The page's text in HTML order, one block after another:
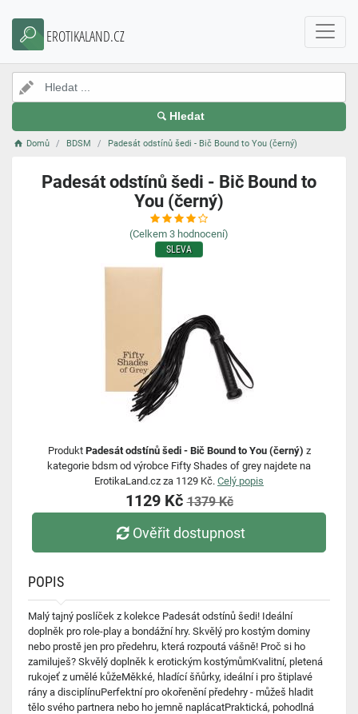
EROTIKALAND.CZ
Hledat
Domů BDSM Padesát odstínů šedi - Bič Bound to You (černý)
Padesát odstínů šedi - Bič Bound to
You (černý)
(Celkem 3 hodnocení)
SLEVA
Produkt Padesát odstínů šedi - Bič Bound to You (černý) z
kategorie bdsm od výrobce Fifty Shades of grey najdete na
ErotikaLand.cz za 1129 Kč. Celý popis
1129 Kč1379 Kč
Ověřit dostupnost
POPIS
Malý tajný poslíček z kolekce Padesát odstínů šedi! Ideální
doplněk pro role-play a bondážní hry. Skvělý pro kostým dominy
nebo prostě jen pro předehru, která rozpoutá vášně! Proč si ho
zamiluješ? Skvělý doplněk k erotickým kostýmůmKvalitní, pletená
rukojeť z umělé kůžeMěkké, hladící šňůrky, ideální i pro štiplavé
rány a disciplínuPerfektní pro okořenění předehry - můžeš hladit
tělo svého partnera nebo ho jemně naplácatPraktická, pohodlná